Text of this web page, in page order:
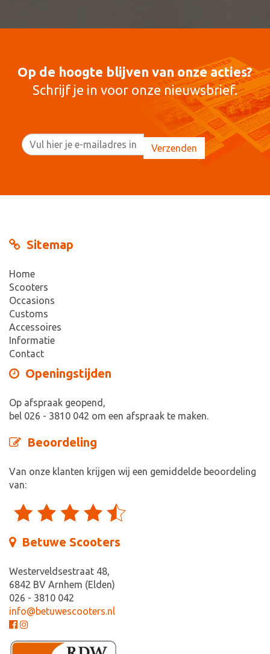
Op de hoogte blijven van onze acties?
Schrijf je in voor onze nieuwsbrief.
Sitemap
Home
Scooters
Occasions
Customs
Accessoires
Informatie
Contact
Openingstijden
Op afspraak geopend,
bel 026 - 3810 042 om een afspraak te maken.
Beoordeling
Van onze klanten krijgen wij een gemiddelde beoordeling
van:
Betuwe Scooters
Westerveldsestraat 48,
6842 BV Arnhem (Elden)
026 - 3810 042
info@betuwescooters.nl